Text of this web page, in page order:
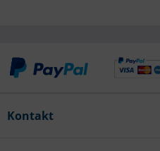
Kontakt